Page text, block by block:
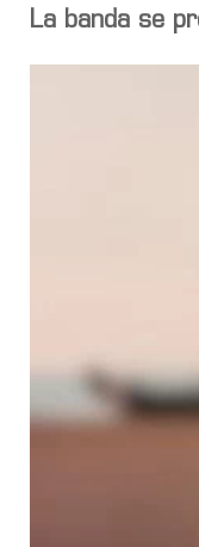
La banda se